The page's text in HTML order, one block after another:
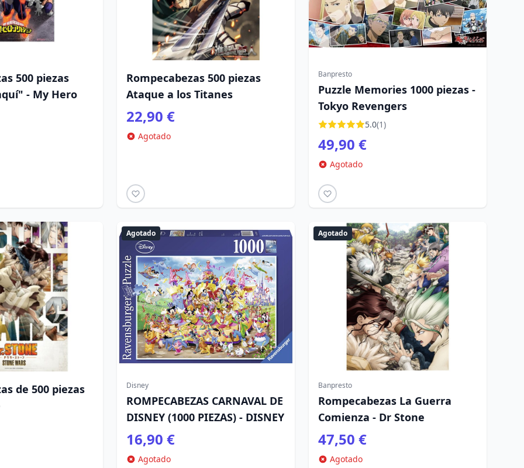
500 piezas
- My Hero
Rompecabezas 500 piezas
Ataque a los Titanes
22,90 €
Agotado
Banpresto
Puzzle Memories 1000 piezas -
Tokyo Revengers
5.0(1)
49,90 €
Agotado
de 500 piezas
Agotado
Disney
ROMPECABEZAS CARNAVAL DE
DISNEY (1000 PIEZAS) - DISNEY
16,90 €
Agotado
Agotado
Banpresto
Rompecabezas La Guerra
Comienza - Dr Stone
47,50 €
Agotado